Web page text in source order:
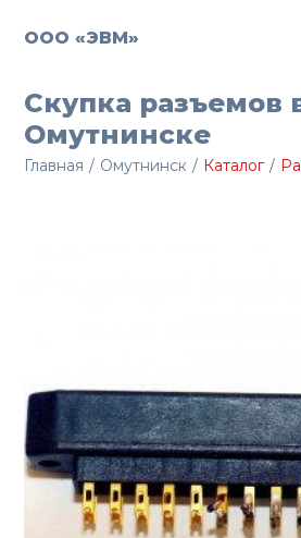
ООО «ЭВМ»
Скупка разъемов
Омутнинске
Главная / Омутнинск / Каталог /